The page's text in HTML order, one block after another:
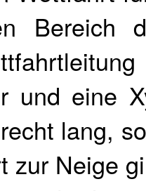
und eine
lang,
zur Neige